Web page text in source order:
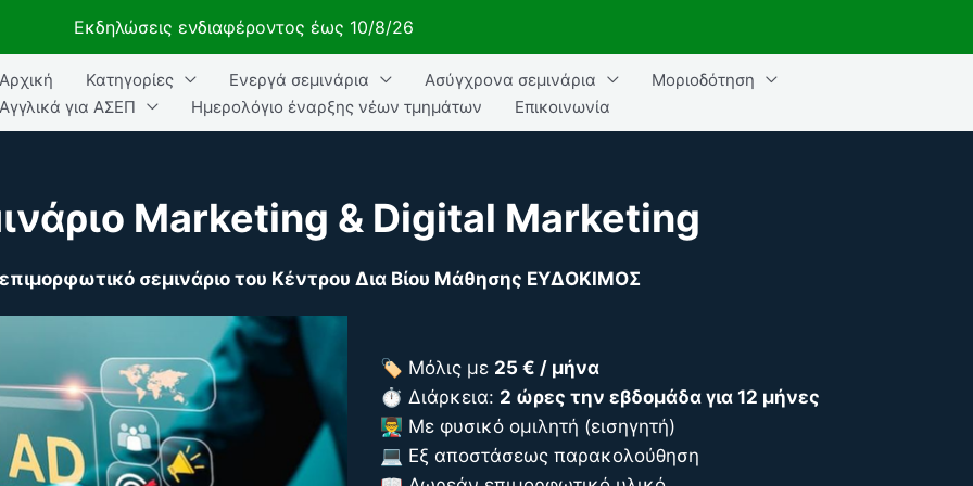
Εκδηλώσεις ενδιαφέροντος έως 10/8/26
Αρχική Κατηγορίες Ενεργά σεμινάρια Ασύγχρονα σεμινάρια
Μοριοδότηση
Αγγλικά για ΑΣΕΠ
Ημερολόγιο έναρξης νέων τμημάτων Επικοινωνία
Marketing & Digital Marketing
σεμινάριο του Κέντρου Δια Βίου Μάθησης ΕΥΔΟΚΙΜΟΣ
🏷️ Μόλις με 25 € / μήνα
⏱️ Διάρκεια: 2 ώρες την εβδομάδα για 12 μήνες
👨‍🏫 Με φυσικό ομιλητή (εισηγητή)
💻 Εξ αποστάσεως παρακολούθηση